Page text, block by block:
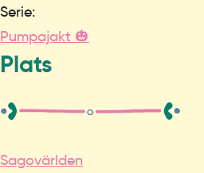
Serie:
Pumpajakt 🎃
Plats
Sagovärlden